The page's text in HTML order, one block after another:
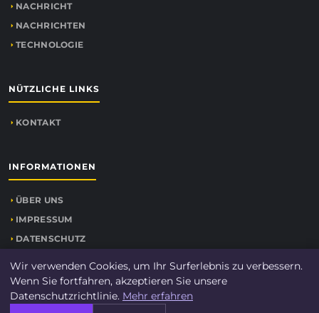
NACHRICHT
NACHRICHTEN
TECHNOLOGIE
NÜTZLICHE LINKS
KONTAKT
INFORMATIONEN
ÜBER UNS
IMPRESSUM
DATENSCHUTZ
Wir verwenden Cookies, um Ihr Surferlebnis zu verbessern.
Wenn Sie fortfahren, akzeptieren Sie unsere
Datenschutzrichtlinie. Mehr erfahren